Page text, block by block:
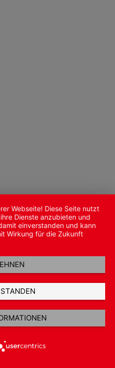
Webseite! Diese Seite nutzt
Dienste anzubieten und
einverstanden und kann
Wirkung für die Zukunft